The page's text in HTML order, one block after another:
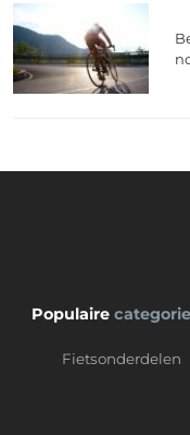
Populaire
Fietsonderdelen